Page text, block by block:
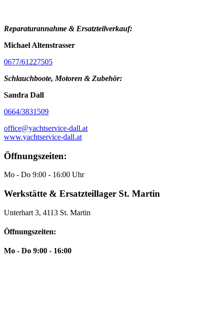
Reparaturannahme & Ersatzteilverkauf:
Michael Altenstrasser
0677/61227505
Schlauchboote, Motoren & Zubehör:
Sandra Dall
0664/3831509
office@yachtservice-dall.at
www.yachtservice-dall.at
Öffnungszeiten:
Mo - Do 9:00 - 16:00 Uhr
Werkstätte & Ersatzteillager St. Martin
Unterhart 3, 4113 St. Martin
Öffnungszeiten:
Mo - Do 9:00 - 16:00